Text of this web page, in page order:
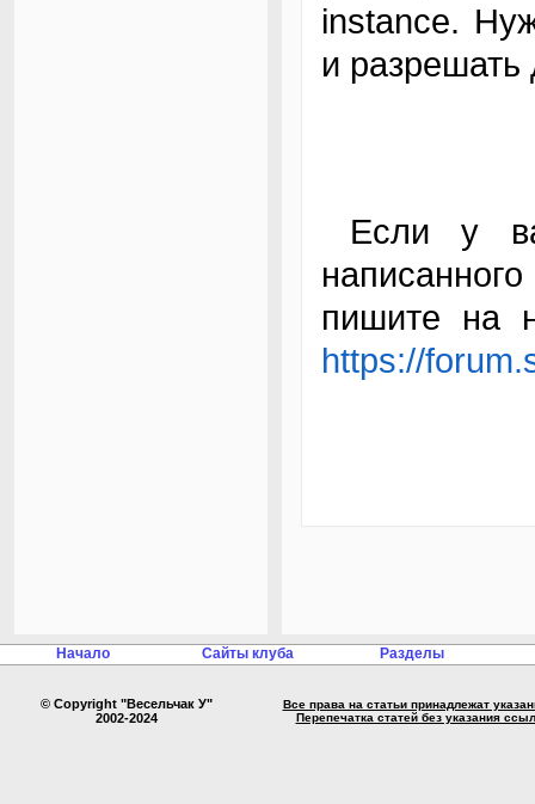
instance.
и
Если у вас есть что сказать по поводу
пишите на
https://
Начало Сайты клуба Разделы
© Copyright "Весельчак У"
2002-2024
Все права на статьи принадлежат
Перепечатка статей без указания